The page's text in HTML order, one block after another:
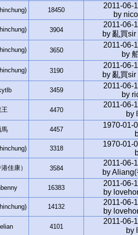
18450
2011-06-
by
3904
2011-06-
by 亂買
3650
2011-06-
by
3190
2011-06-
by 亂買
3459
2011-06-
by
王 4470
2011-06-
by
馬 4457
1970-01-
3318
1970-01-
佳康） 3584
2011-06-
by Aliang(
16383
2011-06-
by
14132
2011-06-
by
4101
2011-06-
by